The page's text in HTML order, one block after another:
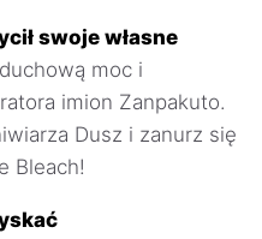
swoje własne
moc i
imion Zanpakuto.
Dusz i zanurz się
Bleach!